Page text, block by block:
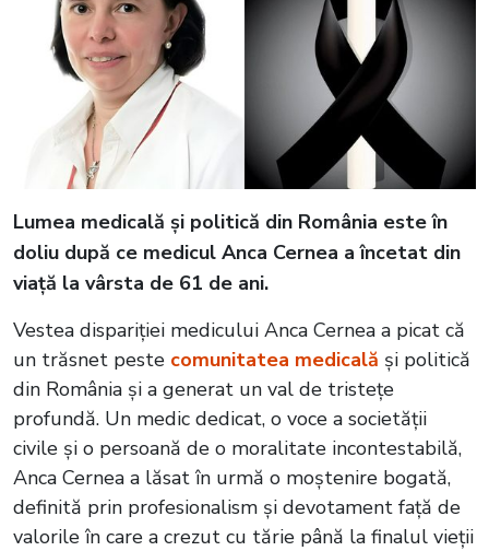
Lumea medicală și politică din România este în
doliu după ce medicul Anca Cernea a încetat din
viață la vârsta de 61 de ani.
Vestea dispariției medicului Anca Cernea a picat că
un trăsnet peste comunitatea medicală și politică
din România și a generat un val de tristețe
profundă. Un medic dedicat, o voce a societății
civile și o persoană de o moralitate incontestabilă,
Anca Cernea a lăsat în urmă o moștenire bogată,
definită prin profesionalism și devotament față de
valorile în care a crezut cu tărie până la finalul vieții